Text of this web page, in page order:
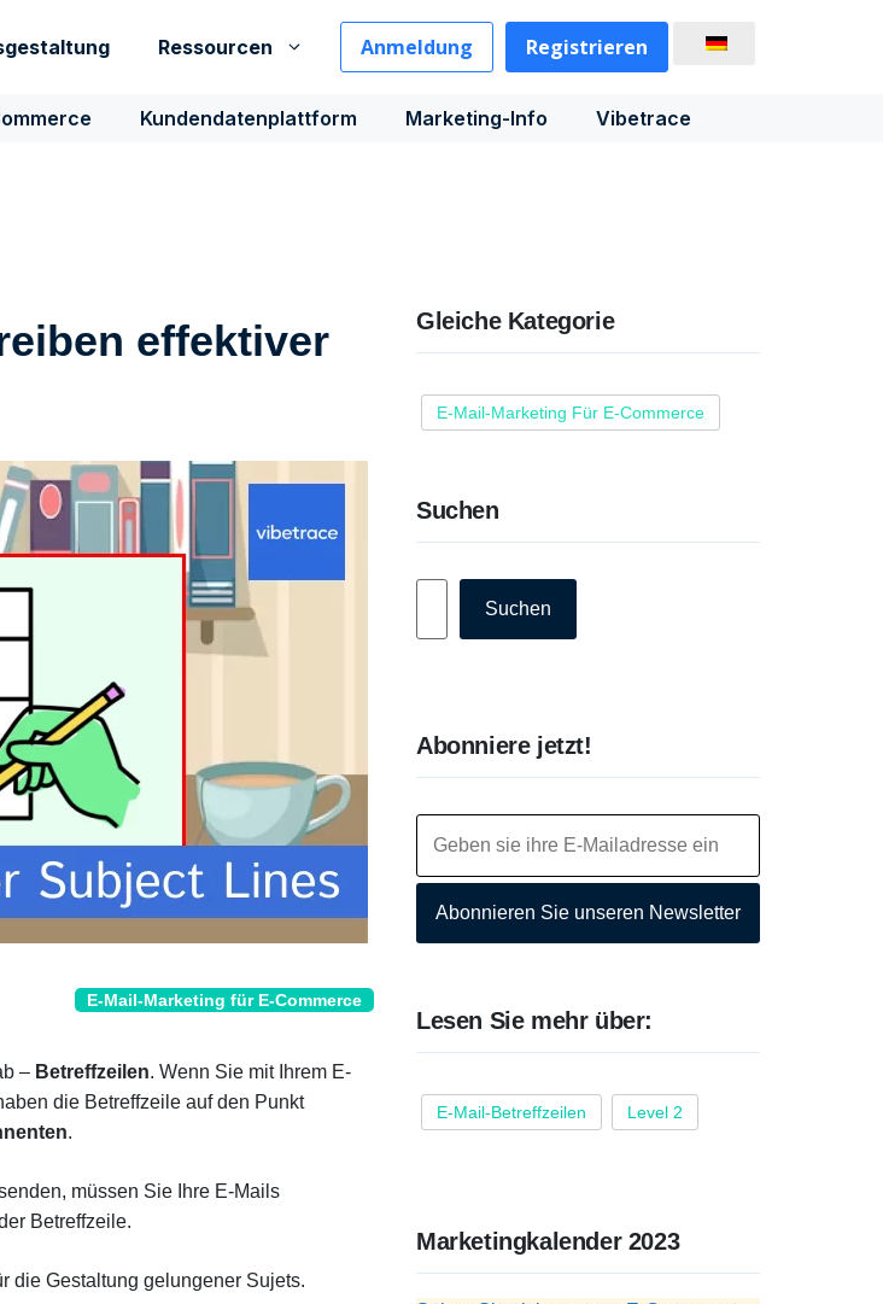
Ressourcen Anmeldung Registrieren
Kundendatenplattform Marketing-Info Vibetrace
effektiver
E-Mail-Marketing für E-Commerce
– Betreffzeilen. Wenn Sie mit Ihrem E-
die Betreffzeile auf den Punkt
.
müssen Sie Ihre E-Mails
Betreffzeile.
die Gestaltung gelungener Sujets.
Gleiche Kategorie
E-Mail-Marketing Für E-Commerce
Suchen
Suchen
Abonniere jetzt!
Abonnieren Sie unseren Newsletter
Lesen Sie mehr über:
E-Mail-Betreffzeilen Level 2
Marketingkalender 2023